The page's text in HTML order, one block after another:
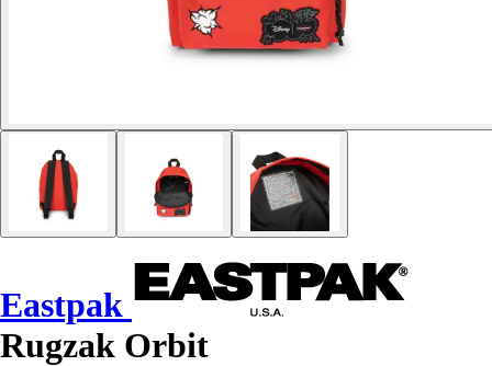
Eastpak
Rugzak Orbit